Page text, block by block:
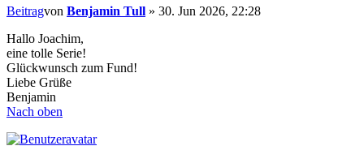
Beitragvon Benjamin Tull » 30. Jun 2026, 22:28
Hallo Joachim,
eine tolle Serie!
Glückwunsch zum Fund!
Liebe Grüße
Benjamin
Nach oben